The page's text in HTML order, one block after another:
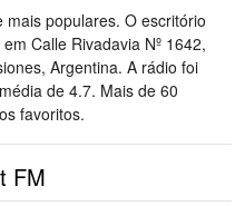
mais populares. O escritório
Calle Rivadavia Nº 1642,
Argentina. A rádio foi
de 4.7. Mais de 60
favoritos.
FM